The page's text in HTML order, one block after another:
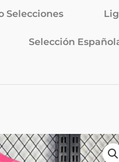
Selecciones
Selección